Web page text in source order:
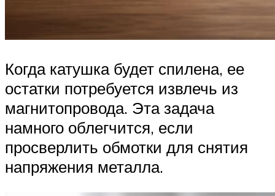
Когда катушка будет спилена, ее
остатки потребуется извлечь из
магнитопровода. Эта задача
намного облегчится, если
просверлить обмотки для снятия
напряжения металла.